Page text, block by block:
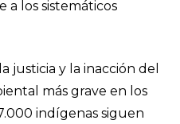
a los sistemáticos
justicia y la inacción del
más grave en los
indígenas siguen